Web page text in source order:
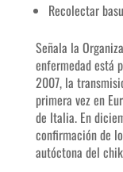
Recolectar
Señala la
enfermedad está
2007, la
primera vez en
de Italia. En
confirmación de
autóctona del